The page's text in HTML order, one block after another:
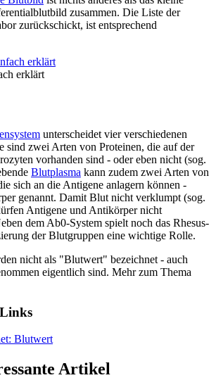
zusammen. Die Liste der
zurückschickt, ist entsprechend
erklärt
unterscheidet vier verschiedenen
sind zwei Arten von Proteinen, die auf der
vorhanden sind - oder eben nicht (sog.
Blutplasma kann zudem zwei Arten von
sich an die Antigene anlagern können -
genannt. Damit Blut nicht verklumpt (sog.
Antigene und Antikörper nicht
dem Ab0-System spielt noch das Rhesus-
der Blutgruppen eine wichtige Rolle.
nicht als "Blutwert" bezeichnet - auch
eigentlich sind. Mehr zum Thema
Blutwert
Artikel